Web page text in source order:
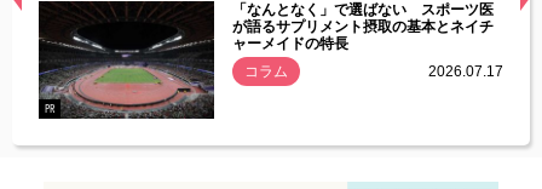
常
PR
「なんとなく」で選ばない スポーツ医
が語るサプリメント摂取の基本とネイチ
ャーメイドの特長
コラム
2026.07.17